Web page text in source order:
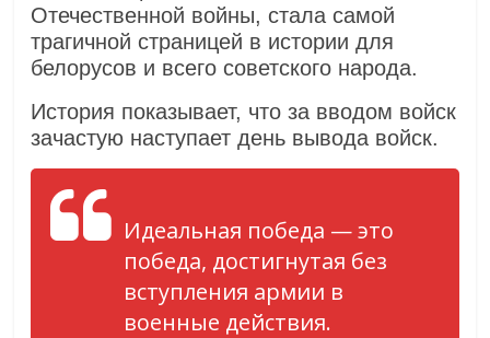
Отечественной войны, стала самой
трагичной страницей в истории для
белорусов и всего советского народа.
История показывает, что за вводом войск
зачастую наступает день вывода войск.
Идеальная победа — это
победа, достигнутая без
вступления армии в
военные действия.